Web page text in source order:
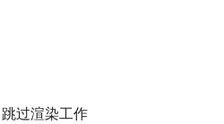
过渲染工作